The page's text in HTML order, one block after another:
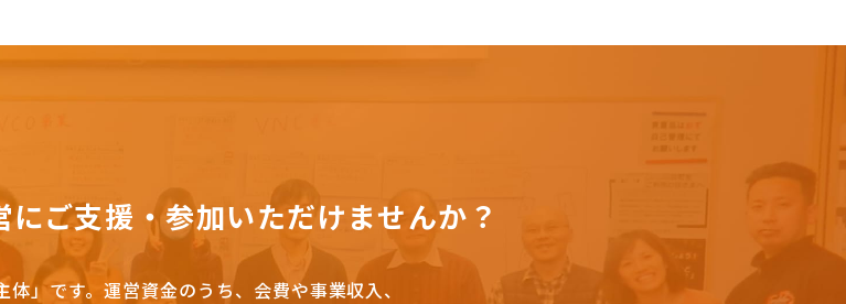
にご支援・参加いただけませんか？
」です。 運営資金のうち、会費や事業収入、